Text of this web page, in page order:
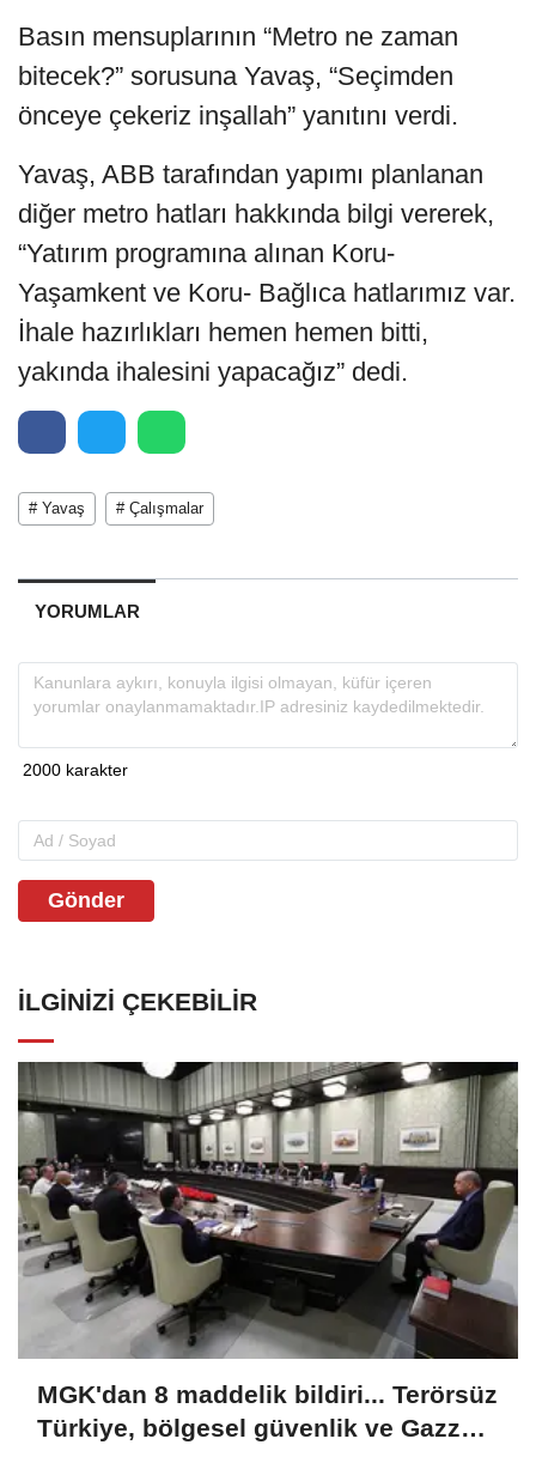
Basın mensuplarının “Metro ne zaman
bitecek?” sorusuna Yavaş, “Seçimden
önceye çekeriz inşallah” yanıtını verdi.
Yavaş, ABB tarafından yapımı planlanan
diğer metro hatları hakkında bilgi vererek,
“Yatırım programına alınan Koru-
Yaşamkent ve Koru- Bağlıca hatlarımız var.
İhale hazırlıkları hemen hemen bitti,
yakında ihalesini yapacağız” dedi.
# Yavaş # Çalışmalar
YORUMLAR
Gönder
İLGINIZI ÇEKEBILIR
MGK'dan 8 maddelik bildiri... Terörsüz
Türkiye, bölgesel güvenlik ve Gazze